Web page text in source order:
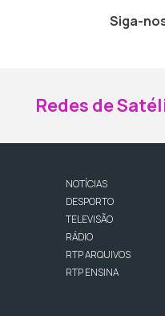
Siga-
Redes de
NOTÍCIAS
DESPORTO
TELEVISÃO
RÁDIO
RTP ARQUIVOS
RTP ENSINA